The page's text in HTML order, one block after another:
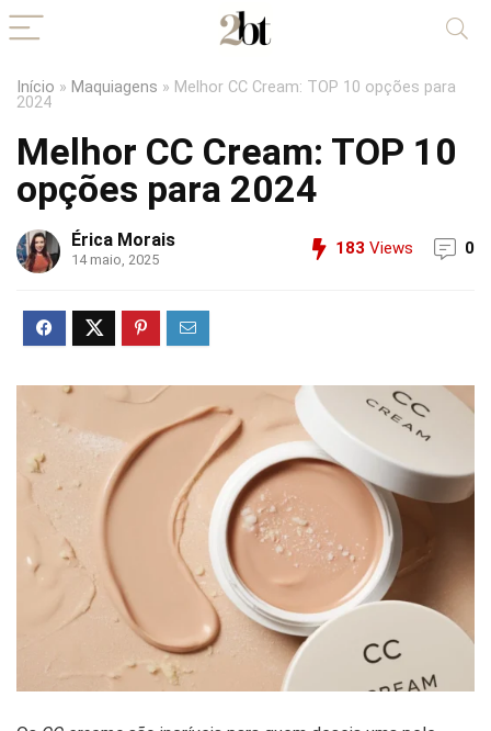
Início » Maquiagens » Melhor CC Cream: TOP 10 opções para
2024
Melhor CC Cream: TOP 10
opções para 2024
Érica Morais
14 maio, 2025
183 Views 0